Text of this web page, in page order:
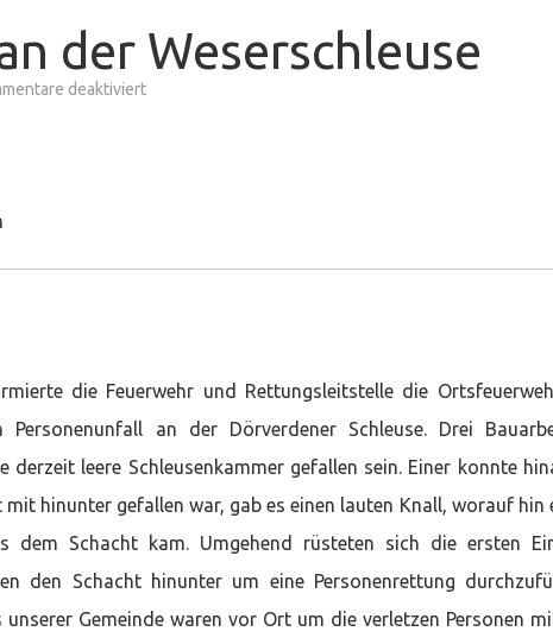
der Weserschleuse
deaktiviertfür
die Feuerwehr und Rettungsleitstelle die
Personenunfall an der Dörverdener Schleuse. Drei
leere Schleusenkammer gefallen sein. Einer konnte
hinunter gefallen war, gab es einen lauten Knall, worauf hin
dem Schacht kam. Umgehend rüsteten sich die ersten
den Schacht hinunter um eine Personenrettung
Gemeinde waren vor Ort um die verletzen Personen